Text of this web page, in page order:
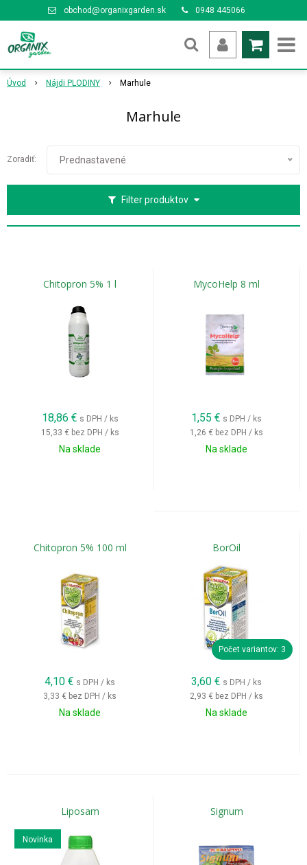
obchod@organixgarden.sk 0948 445066
Úvod Nájdi PLODINY Marhule
Marhule
Filter produktov
Zoradiť: Prednastavené
Chitopron 5% 1 l
18,86 € s DPH / ks
15,33 € bez DPH / ks
Na sklade
MycoHelp 8 ml
1,55 € s DPH / ks
1,26 € bez DPH / ks
Na sklade
Chitopron 5% 100 ml
4,10 € s DPH / ks
3,33 € bez DPH / ks
Na sklade
BorOil
Počet variantov: 3
3,60 € s DPH / ks
2,93 € bez DPH / ks
Na sklade
Liposam
Novinka
Signum